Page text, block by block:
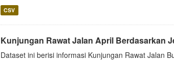
CSV
Kunjungan Rawat Jalan April Berdasarkan
Dataset ini berisi informasi Kunjungan Rawat Jalan